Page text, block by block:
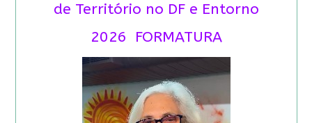
de Território no DF e Entorno
2026 FORMATURA